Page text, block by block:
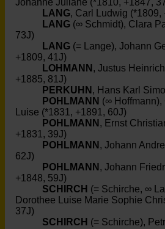
Johanne Juliane (*1810, +1847,
LANG, Carl Ludwig (*1809,
LANG (∞ Schmidt), Clara
73J)
LANG (= Lange), Johann
+1809, 41J)
LOHMANN , Justus
+1885, 81J)
PERKUHN , Hans Karl
POHLMANN (∞
Luise (*1831, +1891, 60J)
POHLMANN , Ernst
+1831, 39J)
POHLMANN , Johann
62J)
POHLMANN , Johann
+1848, 59J)
SCHIRCH (= Schirche, ∞
Dorothee Luise Marie Sophie
37J)
SCHIRCH (= Schirche),